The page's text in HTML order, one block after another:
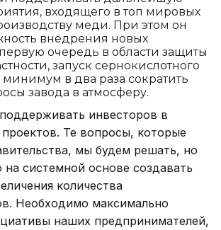
входящего в топ мировых
меди. При этом он
внедрения новых
очередь в области защиты
запуск сернокислотного
минимум в два раза сократить
завода в атмосферу.
инвесторов в
Те вопросы, которые
мы будем решать, но
системной основе создавать
количества
Необходимо максимально
наших предпринимателей,